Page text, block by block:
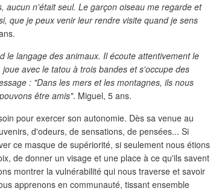
aucun n'était seul. Le garçon oiseau me regarde et
que je peux venir leur rendre visite quand je sens
le langage des animaux. Il écoute attentivement le
avec le tatou à trois bandes et s'occupe des
: "Dans les mers et les montagnes, ils nous
être amis". Miguel, 5 ans.
pour exercer son autonomie. Dès sa venue au
d'odeurs, de sensations, de pensées... Si
ce masque de supériorité, si seulement nous étions
de donner un visage et une place à ce qu'ils savent
montrer la vulnérabilité qui nous traverse et savoir
apprenons en communauté, tissant ensemble